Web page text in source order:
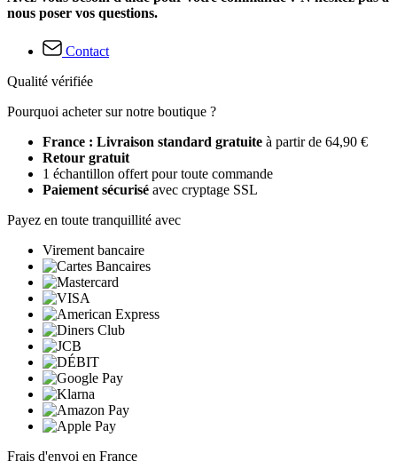
nous poser vos questions.
Contact
Qualité vérifiée
Pourquoi acheter sur notre boutique ?
France : Livraison standard gratuite à partir de 64,90 €
Retour gratuit
1 échantillon offert pour toute commande
Paiement sécurisé avec cryptage SSL
Payez en toute tranquillité avec
Virement bancaire
Frais d'envoi en France